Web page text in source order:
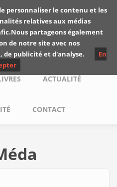
de
ACTUALITÉ
CONTACT
personnaliser le contenu et les
relatives aux médias
partageons également
de notre site avec nos
de publicité et d'analyse.
En